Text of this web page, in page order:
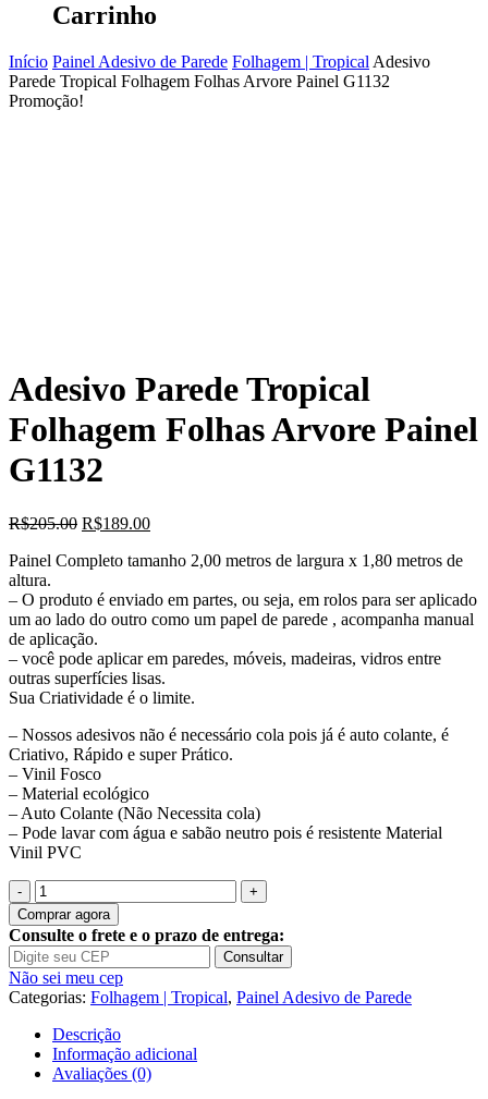
Carrinho
Início Painel Adesivo de Parede Folhagem | Tropical Adesivo
Parede Tropical Folhagem Folhas Arvore Painel G1132
Promoção!
Adesivo Parede Tropical
Folhagem Folhas Arvore Painel
G1132
R$205.00 O
original
R$205.00.
R$189.00O
atual
R$189.00.
Painel Completo tamanho 2,00 metros de largura x 1,80 metros de
altura.
– O produto é enviado em partes, ou seja, em rolos para ser aplicado
um ao lado do outro como um papel de parede , acompanha manual
de aplicação.
– você pode aplicar em paredes, móveis, madeiras, vidros entre
outras superfícies lisas.
Sua Criatividade é o limite.
– Nossos adesivos não é necessário cola pois já é auto colante, é
Criativo, Rápido e super Prático.
– Vinil Fosco
– Material ecológico
– Auto Colante (Não Necessita cola)
– Pode lavar com água e sabão neutro pois é resistente Material
Vinil PVC
Quantidade
de
Adesivo
Parede
Tropical
Folhagem
Folhas
Arvore
Painel
G1132
Comprar agora
Consulte o frete e o prazo de entrega:
Consultar
Não sei meu cep
Categorias: Folhagem | Tropical, Painel Adesivo de Parede
Descrição
Informação adicional
Avaliações (0)